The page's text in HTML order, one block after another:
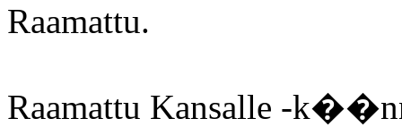
Raamattu.
Raamattu Kansalle -